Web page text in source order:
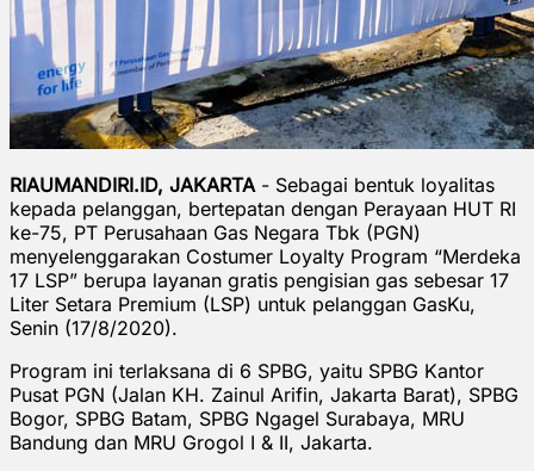
RIAUMANDIRI.ID, JAKARTA - Sebagai bentuk loyalitas
kepada pelanggan, bertepatan dengan Perayaan HUT RI
ke-75, PT Perusahaan Gas Negara Tbk (PGN)
menyelenggarakan Costumer Loyalty Program “Merdeka
17 LSP” berupa layanan gratis pengisian gas sebesar 17
Liter Setara Premium (LSP) untuk pelanggan GasKu,
Senin (17/8/2020).
Program ini terlaksana di 6 SPBG, yaitu SPBG Kantor
Pusat PGN (Jalan KH. Zainul Arifin, Jakarta Barat), SPBG
Bogor, SPBG Batam, SPBG Ngagel Surabaya, MRU
Bandung dan MRU Grogol I & II, Jakarta.